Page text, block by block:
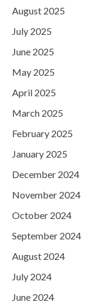
August 2025
July 2025
June 2025
May 2025
April 2025
March 2025
February 2025
January 2025
December 2024
November 2024
October 2024
September 2024
August 2024
July 2024
June 2024